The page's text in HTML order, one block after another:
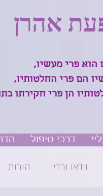
אהרן
הוא פרי מעשיו,
הם פרי החלטותיו,
הן פרי חקירתו
דרכי טיפול
וידאו ורדיו הורות